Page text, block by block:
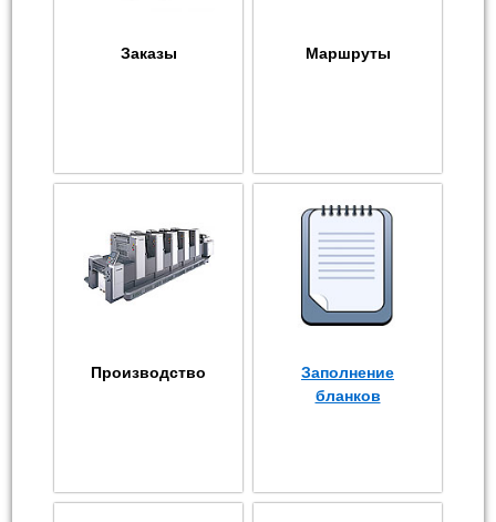
Заказы Маршруты
Производство
Заполнение
бланков